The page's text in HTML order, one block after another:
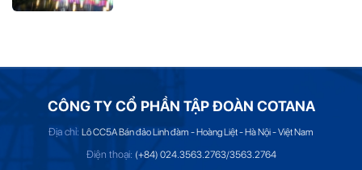
CÔNG TY CỔ PHẦN TẬP ĐOÀN COTANA
Địa chỉ: Lô CC5A Bán đảo Linh đàm - Hoàng Liệt - Hà Nội - Việt Nam
Điện thoại: (+84) 024.3563.2763/3563.2764